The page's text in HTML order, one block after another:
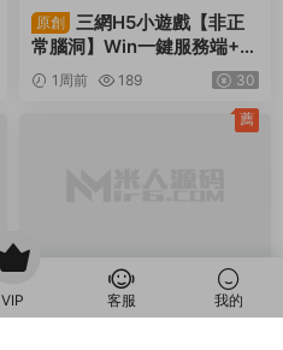
原創
三網H5小遊戲【非正
常腦洞】Win一鍵服務端+Li
nux手工服務端+視頻架設教
程
1周前 189 30
三網H5小遊戲
三網H5小遊戲【網紅
薦
VIP 客服 我的